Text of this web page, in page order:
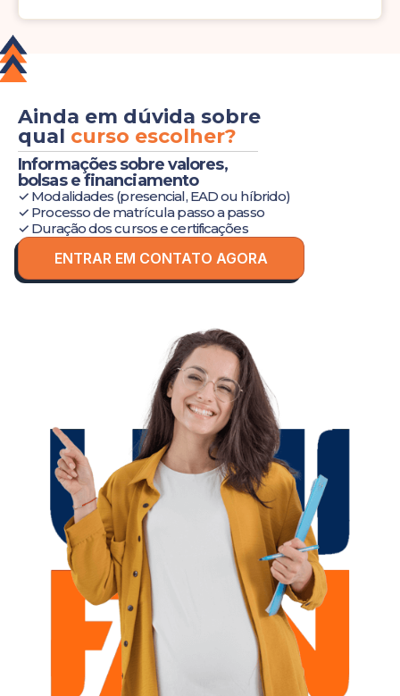
Ainda em dúvida sobre
qual curso escolher?
Informações sobre valores,
bolsas e financiamento
✓ Modalidades (presencial, EAD ou híbrido)
✓ Processo de matrícula passo a passo
✓ Duração dos cursos e certificações
ENTRAR EM CONTATO AGORA